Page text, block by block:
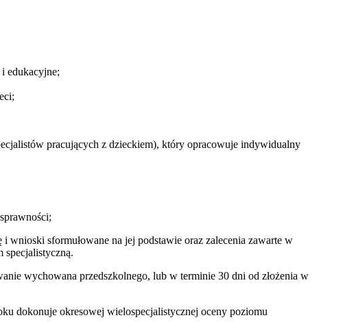
edukacyjne;
pracujących z dzieckiem), który opracowuje indywidualny
sformułowane na jej podstawie oraz zalecenia zawarte w
specjalistyczną.
wychowana przedszkolnego, lub w terminie 30 dni od złożenia w
dokonuje okresowej wielospecjalistycznej oceny poziomu